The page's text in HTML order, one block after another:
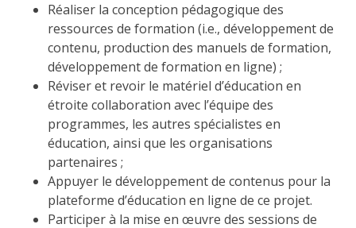
Réaliser la conception pédagogique des
ressources de formation (i.e., développement de
contenu, production des manuels de formation,
développement de formation en ligne) ;
Réviser et revoir le matériel d’éducation en
étroite collaboration avec l’équipe des
programmes, les autres spécialistes en
éducation, ainsi que les organisations
partenaires ;
Appuyer le développement de contenus pour la
plateforme d’éducation en ligne de ce projet.
Participer à la mise en œuvre des sessions de